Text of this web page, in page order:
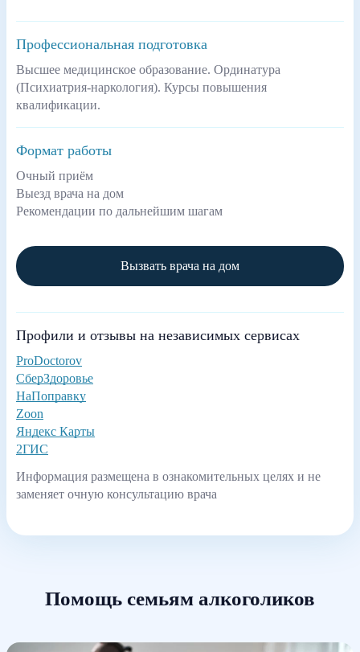
Профессиональная подготовка
Высшее медицинское образование. Ординатура
(Психиатрия-наркология). Курсы повышения
квалификации.
Формат работы
Очный приём
Выезд врача на дом
Рекомендации по дальнейшим шагам
Вызвать врача на дом
Профили и отзывы на независимых сервисах
ProDoctorov
СберЗдоровье
НаПоправку
Zoon
Яндекс Карты
2ГИС
Информация размещена в ознакомительных целях и не
заменяет очную консультацию врача
Помощь семьям алкоголиков